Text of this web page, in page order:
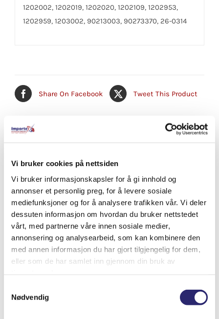
Vi bruker cookies på nettsiden
Vi bruker informasjonskapsler for å gi innhold og
annonser et personlig preg, for å levere sosiale
mediefunksjoner og for å analysere trafikken vår. Vi deler
dessuten informasjon om hvordan du bruker nettstedet
vårt, med partnerne våre innen sosiale medier,
annonsering og analysearbeid, som kan kombinere den
med annen informasjon du har gjort tilgjengelig for dem,
eller som de har samlet inn gjennom din bruk av
Nødvendig
1202002, 1202019, 1202020, 1202109, 1202953,
1202959, 1203002, 90213003, 90273370, 26-0314
Share On Facebook Tweet This Product
Email This Product
Relaterte produkter